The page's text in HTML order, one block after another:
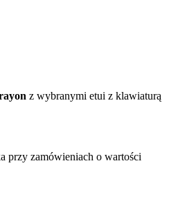
z wybranymi etui z klawiaturą
przy zamówieniach o wartości